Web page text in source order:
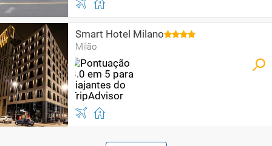
Smart Hotel Milano
Milão